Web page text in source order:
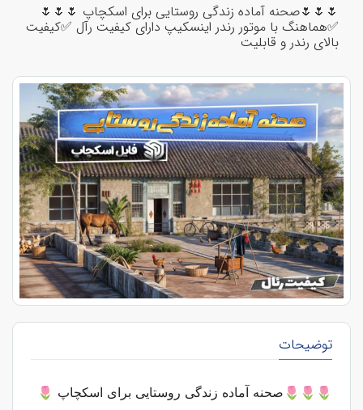
🌷🌷🌷صحنه آماده زندگی روستایی برای اسکچاپ 🌷🌷🌷
✅هماهنگ با موتور رندر اینسکیپ دارای کیفیت رآل ✅کیفیت
بالای رندر و قابلیت
توضیحات
🌷🌷🌷صحنه آماده زندگی روستایی برای اسکچاپ 🌷